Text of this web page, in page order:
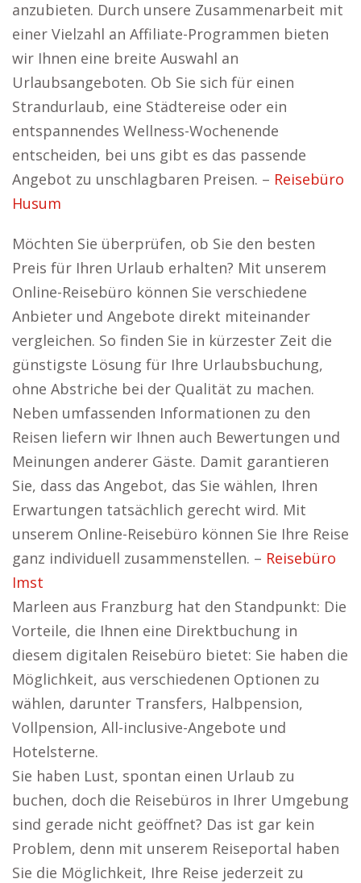
anzubieten. Durch unsere Zusammenarbeit mit
einer Vielzahl an Affiliate-Programmen bieten
wir Ihnen eine breite Auswahl an
Urlaubsangeboten. Ob Sie sich für einen
Strandurlaub, eine Städtereise oder ein
entspannendes Wellness-Wochenende
entscheiden, bei uns gibt es das passende
Angebot zu unschlagbaren Preisen. – Reisebüro
Husum
Möchten Sie überprüfen, ob Sie den besten
Preis für Ihren Urlaub erhalten? Mit unserem
Online-Reisebüro können Sie verschiedene
Anbieter und Angebote direkt miteinander
vergleichen. So finden Sie in kürzester Zeit die
günstigste Lösung für Ihre Urlaubsbuchung,
ohne Abstriche bei der Qualität zu machen.
Neben umfassenden Informationen zu den
Reisen liefern wir Ihnen auch Bewertungen und
Meinungen anderer Gäste. Damit garantieren
Sie, dass das Angebot, das Sie wählen, Ihren
Erwartungen tatsächlich gerecht wird. Mit
unserem Online-Reisebüro können Sie Ihre Reise
ganz individuell zusammenstellen. – Reisebüro
Imst
Marleen aus Franzburg hat den Standpunkt: Die
Vorteile, die Ihnen eine Direktbuchung in
diesem digitalen Reisebüro bietet: Sie haben die
Möglichkeit, aus verschiedenen Optionen zu
wählen, darunter Transfers, Halbpension,
Vollpension, All-inclusive-Angebote und
Hotelsterne.
Sie haben Lust, spontan einen Urlaub zu
buchen, doch die Reisebüros in Ihrer Umgebung
sind gerade nicht geöffnet? Das ist gar kein
Problem, denn mit unserem Reiseportal haben
Sie die Möglichkeit, Ihre Reise jederzeit zu